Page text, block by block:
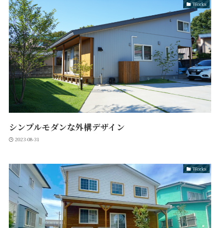
Works
シンプルモダンな外構デザイン
2023-08-31
Works